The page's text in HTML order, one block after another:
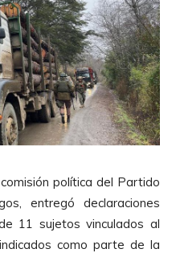
política del Partido
entregó declaraciones
11 sujetos vinculados al
como parte de la